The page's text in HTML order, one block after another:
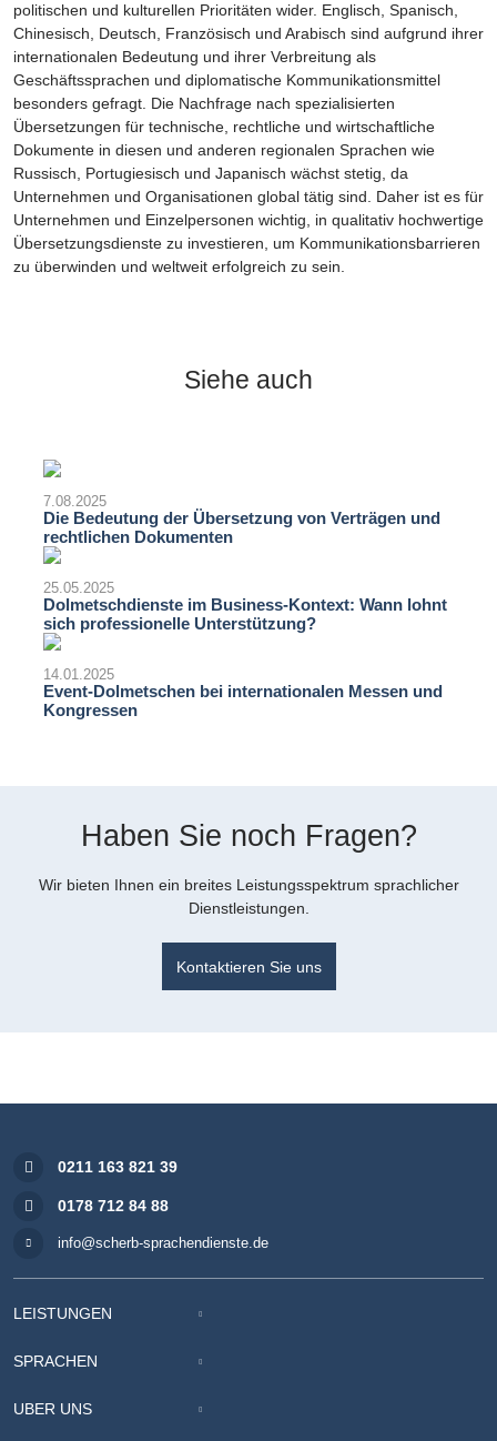
politischen und kulturellen Prioritäten wider. Englisch, Spanisch,
Chinesisch, Deutsch, Französisch und Arabisch sind aufgrund ihrer
internationalen Bedeutung und ihrer Verbreitung als
Geschäftssprachen und diplomatische Kommunikationsmittel
besonders gefragt. Die Nachfrage nach spezialisierten
Übersetzungen für technische, rechtliche und wirtschaftliche
Dokumente in diesen und anderen regionalen Sprachen wie
Russisch, Portugiesisch und Japanisch wächst stetig, da
Unternehmen und Organisationen global tätig sind. Daher ist es für
Unternehmen und Einzelpersonen wichtig, in qualitativ hochwertige
Übersetzungsdienste zu investieren, um Kommunikationsbarrieren
zu überwinden und weltweit erfolgreich zu sein.
Siehe auch
7.08.2025
Die Bedeutung der Übersetzung von Verträgen und
rechtlichen Dokumenten
25.05.2025
Dolmetschdienste im Business-Kontext: Wann lohnt
sich professionelle Unterstützung?
14.01.2025
Event-Dolmetschen bei internationalen Messen und
Kongressen
Haben Sie noch Fragen?
Wir bieten Ihnen ein breites Leistungsspektrum sprachlicher
Dienstleistungen.
Kontaktieren Sie uns
0211 163 821 39
0178 712 84 88
info@scherb-sprachendienste.de
LEISTUNGEN
SPRACHEN
ÜBER UNS